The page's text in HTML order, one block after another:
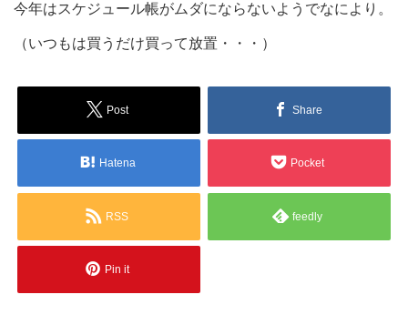
今年はスケジュール帳がムダにならないようでなにより。
（いつもは買うだけ買って放置・・・）
Post Share
Hatena Pocket
RSS feedly
Pin it